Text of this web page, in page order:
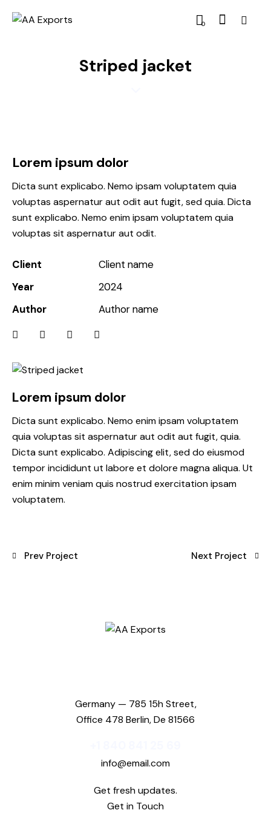
0
Striped jacket
Lorem ipsum dolor
Dicta sunt explicabo. Nemo ipsam voluptatem quia
voluptas aspernatur aut odit aut fugit, sed quia. Dicta
sunt explicabo. Nemo enim ipsam voluptatem quia
voluptas sit aspernatur aut odit.
Client
Client name
Year
2024
Author
Author name
Lorem ipsum dolor
Dicta sunt explicabo. Nemo enim ipsam voluptatem
quia voluptas sit aspernatur aut odit aut fugit, quia.
Dicta sunt explicabo. Adipiscing elit, sed do eiusmod
tempor incididunt ut labore et dolore magna aliqua. Ut
enim minim veniam quis nostrud exercitation ipsam
voluptatem.
Prev Project Next Project
Germany — 785 15h Street,
Office 478 Berlin, De 81566
info@email.com
Get fresh updates.
Get in Touch